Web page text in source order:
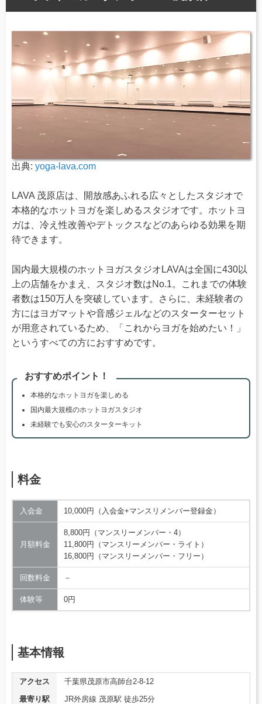
出典: yoga-lava.com
LAVA 茂原店は、開放感あふれる広々としたスタジオで
本格的なホットヨガを楽しめるスタジオです。ホットヨ
ガは、冷え性改善やデトックスなどのあらゆる効果を期
待できます。
国内最大規模のホットヨガスタジオLAVAは全国に430以
上の店舗をかまえ、スタジオ数はNo.1。これまでの体験
者数は150万人を突破しています。さらに、未経験者の
方にはヨガマットや音感ジェルなどのスターターセット
が用意されているため、「これからヨガを始めたい！」
というすべての方におすすめです。
おすすめポイント！
本格的なホットヨガを楽しめる
国内最大規模のホットヨガスタジオ
未経験でも安心のスターターキット
料金
入会金 10,000円（入会金+マンスリメンバー登録金）
月額料金
8,800円（マンスリーメンバー・4）
11,800円（マンスリーメンバー・ライト）
16,800円（マンスリーメンバー・フリー）
回数料金 －
体験等 0円
基本情報
アクセス
千葉県茂原市高師台2-8-12
最寄り駅
JR外房線 茂原駅 徒歩25分